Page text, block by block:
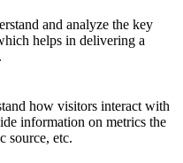
and analyze the key
helps in delivering a
how visitors interact with
information on metrics the
source, etc.